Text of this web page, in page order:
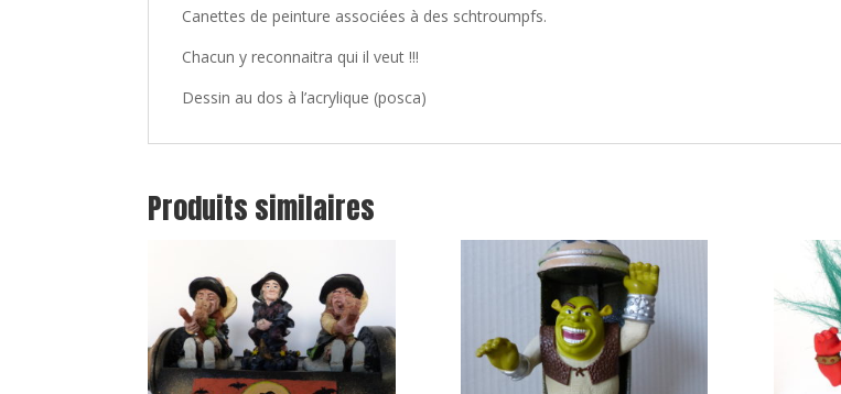
Canettes de peinture associées à des schtroumpfs.
Chacun y reconnaitra qui il veut !!!
Dessin au dos à l’acrylique (posca)
Produits similaires